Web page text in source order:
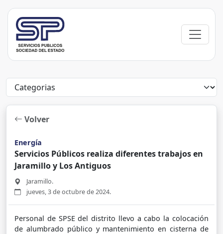
Volver
Energía
Servicios Públicos realiza diferentes trabajos en
Jaramillo y Los Antiguos
Jaramillo.
jueves, 3 de octubre de 2024.
Personal de SPSE del distrito llevo a cabo la colocación
de alumbrado público y mantenimiento en cisterna de